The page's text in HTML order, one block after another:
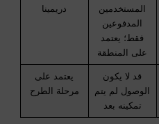
المستخدمين
المدفوعين
فقط؛ يعتمد
على المنطقة
دريمينا
قد لا يكون
الوصول لم يتم
تمكينه بعد
يعتمد على
مرحلة الطرح